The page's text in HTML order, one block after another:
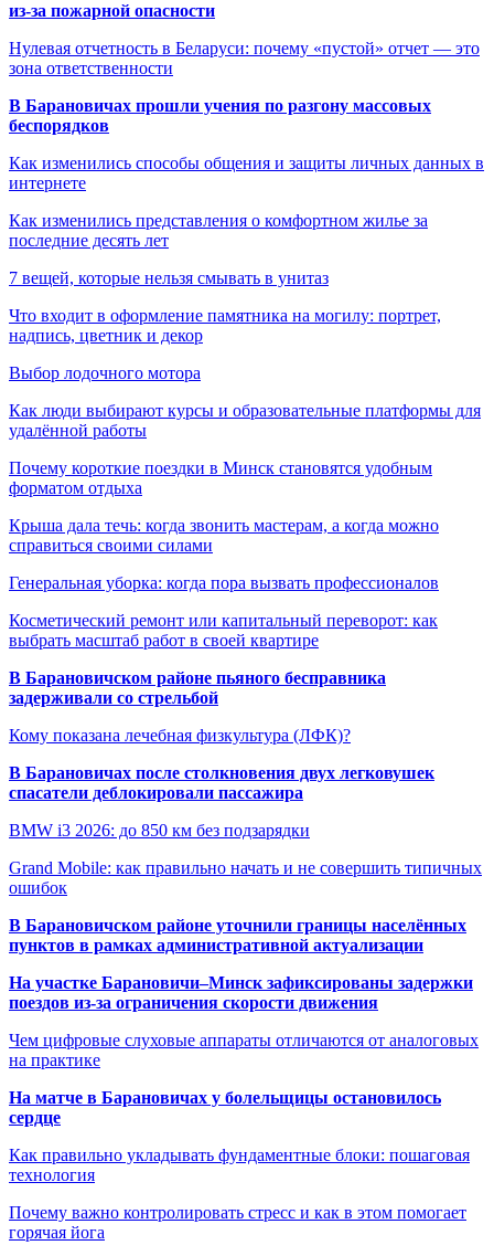
из-за пожарной опасности
Нулевая отчетность в Беларуси: почему «пустой» отчет — это
зона ответственности
В Барановичах прошли учения по разгону массовых
беспорядков
Как изменились способы общения и защиты личных данных в
интернете
Как изменились представления о комфортном жилье за
последние десять лет
7 вещей, которые нельзя смывать в унитаз
Что входит в оформление памятника на могилу: портрет,
надпись, цветник и декор
Выбор лодочного мотора
Как люди выбирают курсы и образовательные платформы для
удалённой работы
Почему короткие поездки в Минск становятся удобным
форматом отдыха
Крыша дала течь: когда звонить мастерам, а когда можно
справиться своими силами
Генеральная уборка: когда пора вызвать профессионалов
Косметический ремонт или капитальный переворот: как
выбрать масштаб работ в своей квартире
В Барановичском районе пьяного бесправника
задерживали со стрельбой
Кому показана лечебная физкультура (ЛФК)?
В Барановичах после столкновения двух легковушек
спасатели деблокировали пассажира
BMW i3 2026: до 850 км без подзарядки
Grand Mobile: как правильно начать и не совершить типичных
ошибок
В Барановичском районе уточнили границы населённых
пунктов в рамках административной актуализации
На участке Барановичи–Минск зафиксированы задержки
поездов из-за ограничения скорости движения
Чем цифровые слуховые аппараты отличаются от аналоговых
на практике
На матче в Барановичах у болельщицы остановилось
сердце
Как правильно укладывать фундаментные блоки: пошаговая
технология
Почему важно контролировать стресс и как в этом помогает
горячая йога